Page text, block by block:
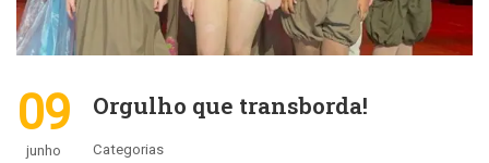
09
junho
Orgulho que transborda!
Categorias